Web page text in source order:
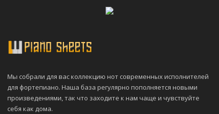
Мы собрали для вас коллекцию нот современных исполнителей
для фортепиано. Наша база регулярно пополняется новыми
произведениями, так что заходите к нам чаще и чувствуйте
себя как дома.